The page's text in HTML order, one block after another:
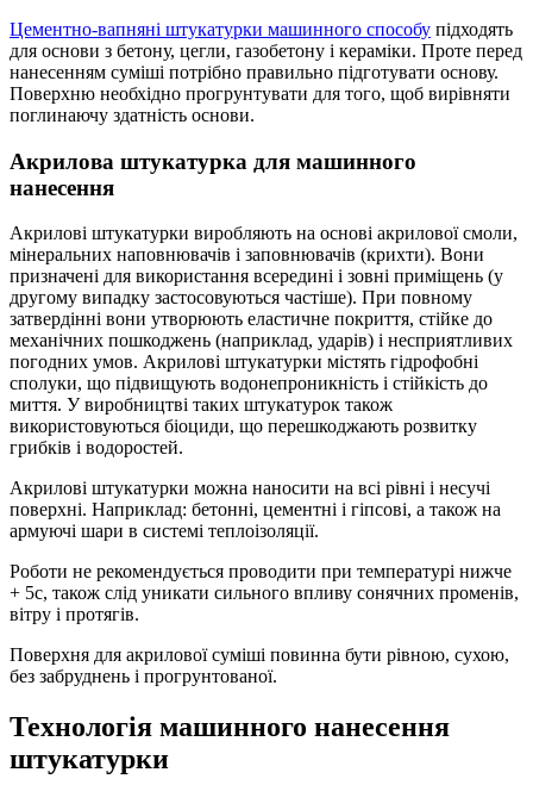
Цементно-вапняні штукатурки машинного способу підходять
для основи з бетону, цегли, газобетону і кераміки. Проте перед
нанесенням суміші потрібно правильно підготувати основу.
Поверхню необхідно прогрунтувати для того, щоб вирівняти
поглинаючу здатність основи.
Акрилова штукатурка для машинного
нанесення
Акрилові штукатурки виробляють на основі акрилової смоли,
мінеральних наповнювачів і заповнювачів (крихти). Вони
призначені для використання всередині і зовні приміщень (у
другому випадку застосовуються частіше). При повному
затвердінні вони утворюють еластичне покриття, стійке до
механічних пошкоджень (наприклад, ударів) і несприятливих
погодних умов. Акрилові штукатурки містять гідрофобні
сполуки, що підвищують водонепроникність і стійкість до
миття. У виробництві таких штукатурок також
використовуються біоциди, що перешкоджають розвитку
грибків і водоростей.
Акрилові штукатурки можна наносити на всі рівні і несучі
поверхні. Наприклад: бетонні, цементні і гіпсові, а також на
армуючі шари в системі теплоізоляції.
Роботи не рекомендується проводити при температурі нижче
+ 5c, також слід уникати сильного впливу сонячних променів,
вітру і протягів.
Поверхня для акрилової суміші повинна бути рівною, сухою,
без забруднень і прогрунтованої.
Технологія машинного нанесення
штукатурки